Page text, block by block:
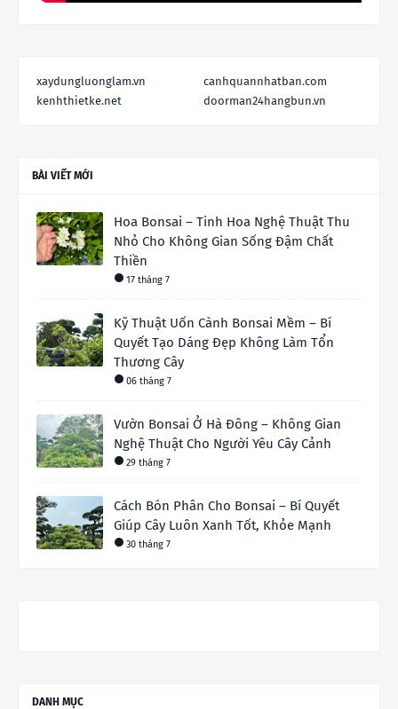
xaydungluonglam.vn
canhquannhatban.com
kenhthietke.net
doorman24hangbun.vn
BÀI VIẾT MỚI
Hoa Bonsai – Tinh Hoa Nghệ Thuật Thu
Nhỏ Cho Không Gian Sống Đậm Chất
Thiền
17 tháng 7
Kỹ Thuật Uốn Cành Bonsai Mềm – Bí
Quyết Tạo Dáng Đẹp Không Làm Tổn
Thương Cây
06 tháng 7
Vườn Bonsai Ở Hà Đông – Không Gian
Nghệ Thuật Cho Người Yêu Cây Cảnh
29 tháng 7
Cách Bón Phân Cho Bonsai – Bí Quyết
Giúp Cây Luôn Xanh Tốt, Khỏe Mạnh
30 tháng 7
DANH MỤC